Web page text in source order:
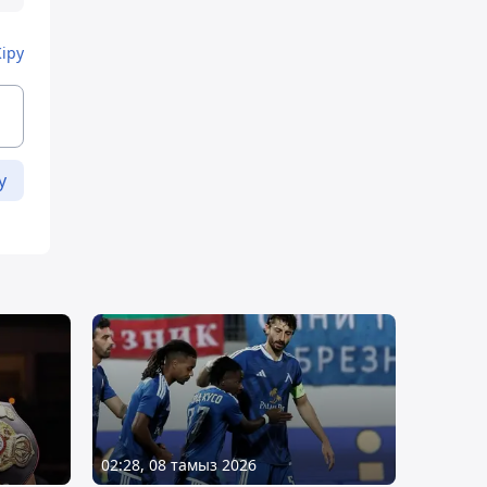
02:28, 08 тамыз 2026